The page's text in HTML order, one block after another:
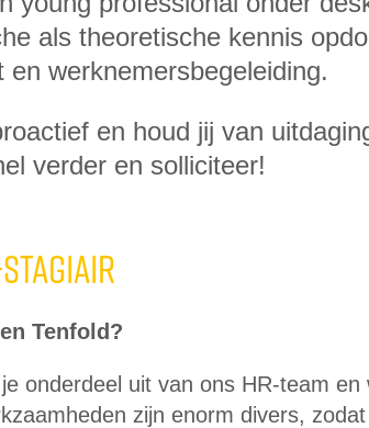
als theoretische kennis
en werknemersbegeleiding.
en houd jij van
verder en solliciteer!
stagiair
Tenfold?
onderdeel uit van ons HR-team
zijn enorm divers,